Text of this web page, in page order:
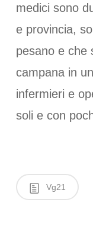
medici sono
e provincia,
pesano e che
campana in
infermieri e
soli e con
Vg21